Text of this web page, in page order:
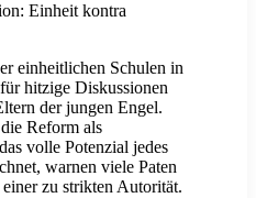
Einheit kontra
einheitlichen Schulen in
hitzige Diskussionen
der jungen Engel.
Reform als
volle Potenzial jedes
warnen viele Paten
zu strikten Autorität.